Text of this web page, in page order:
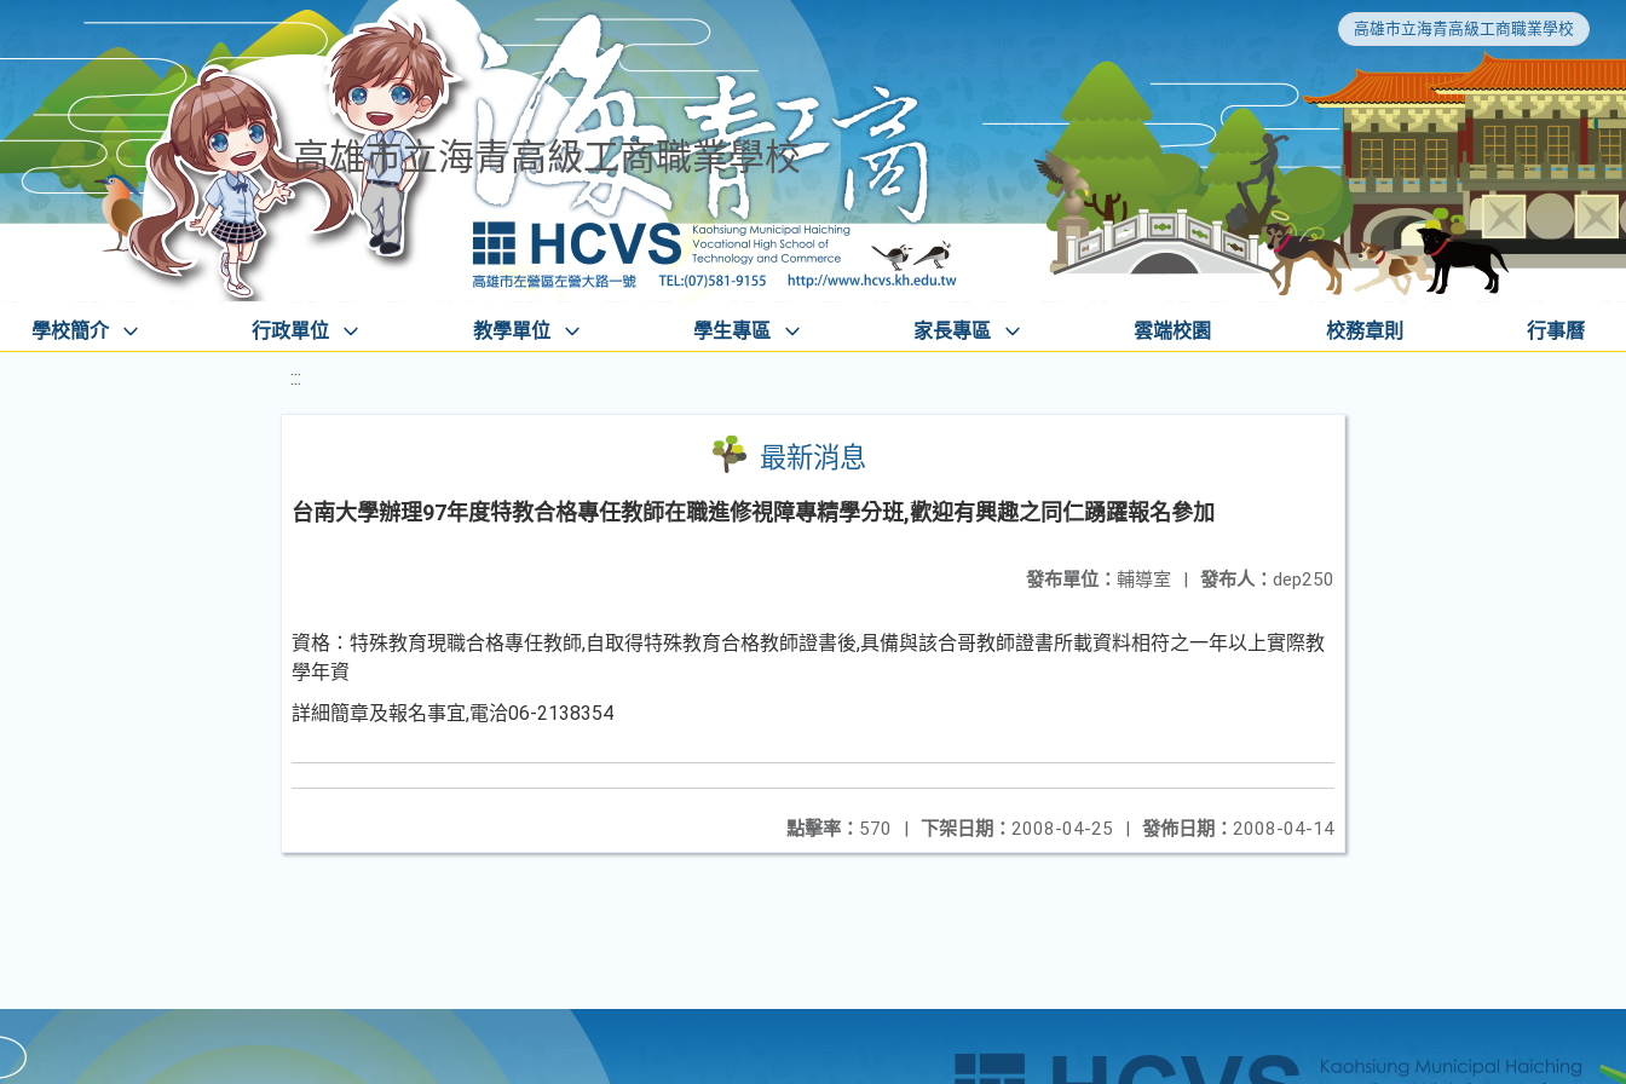
高雄市立海青高級工商職業學校
高雄市立海青高級工商職業學校
學校簡介 行政單位 教學單位 學生專區 家長專區 雲端校園 校務章則 行事曆
:::
最新消息
台南大學辦理97年度特教合格專任教師在職進修視障專精學分班,歡迎有興趣之同仁踴躍報名參加
發布人： dep250
發布單位： 輔導室 |
資格：特殊教育現職合格專任教師,自取得特殊教育合格教師證書後,具備與該合哥教師證書所載資料相符之一年以上實際教
學年資
詳細簡章及報名事宜,電洽06-2138354
發佈日期： 2008-04-14
下架日期： 2008-04-25 |
點擊率： 570 |